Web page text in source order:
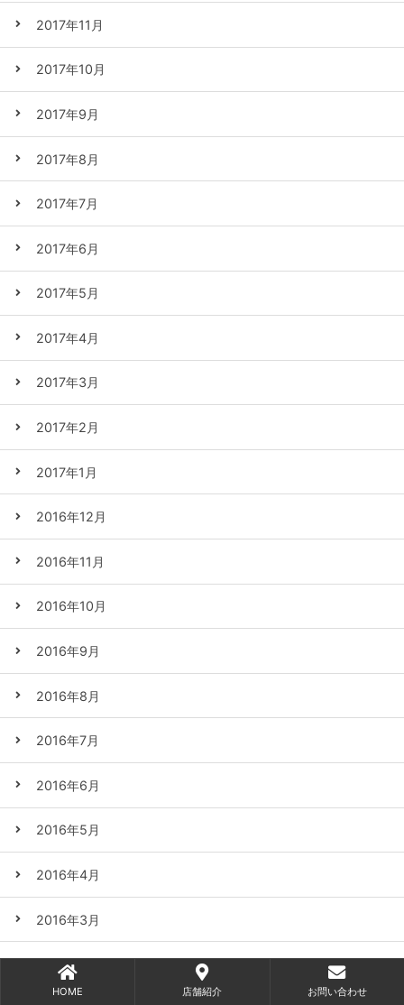
2017年11月
2017年10月
2017年9月
2017年8月
2017年7月
2017年6月
2017年5月
2017年4月
2017年3月
2017年2月
2017年1月
2016年12月
2016年11月
2016年10月
2016年9月
2016年8月
2016年7月
2016年6月
2016年5月
2016年4月
2016年3月
2016年2月
HOME 店舗紹介 お問い合わせ